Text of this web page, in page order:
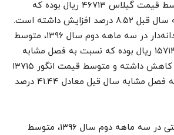
کاهش داشته و متوسط قیمت گیلاس ۴۶۷۱۳ ریال بوده که
نسبت به فصل مشابه سال قبل ۸.۵۲ درصد افزایش داشته است.
در بخش میوه‌های دانه‌دار در سه ماهه دوم سال ۱۳۹۶، متوسط
قیمت سیب درختی ۱۵۷۱۴ ریال بوده که نسبت به فصل مشابه
سال قبل ۱۶,۵۰ درصد کاهش داشته و متوسط قیمت انگور ۱۳۷۱۵
ریال بوده که نسبت به فصل مشابه سال قبل معادل ۴۱.۴۴ درصد
در بخش دامداری سنتی در سه ماهه دوم سال ۱۳۹۶، متوسط